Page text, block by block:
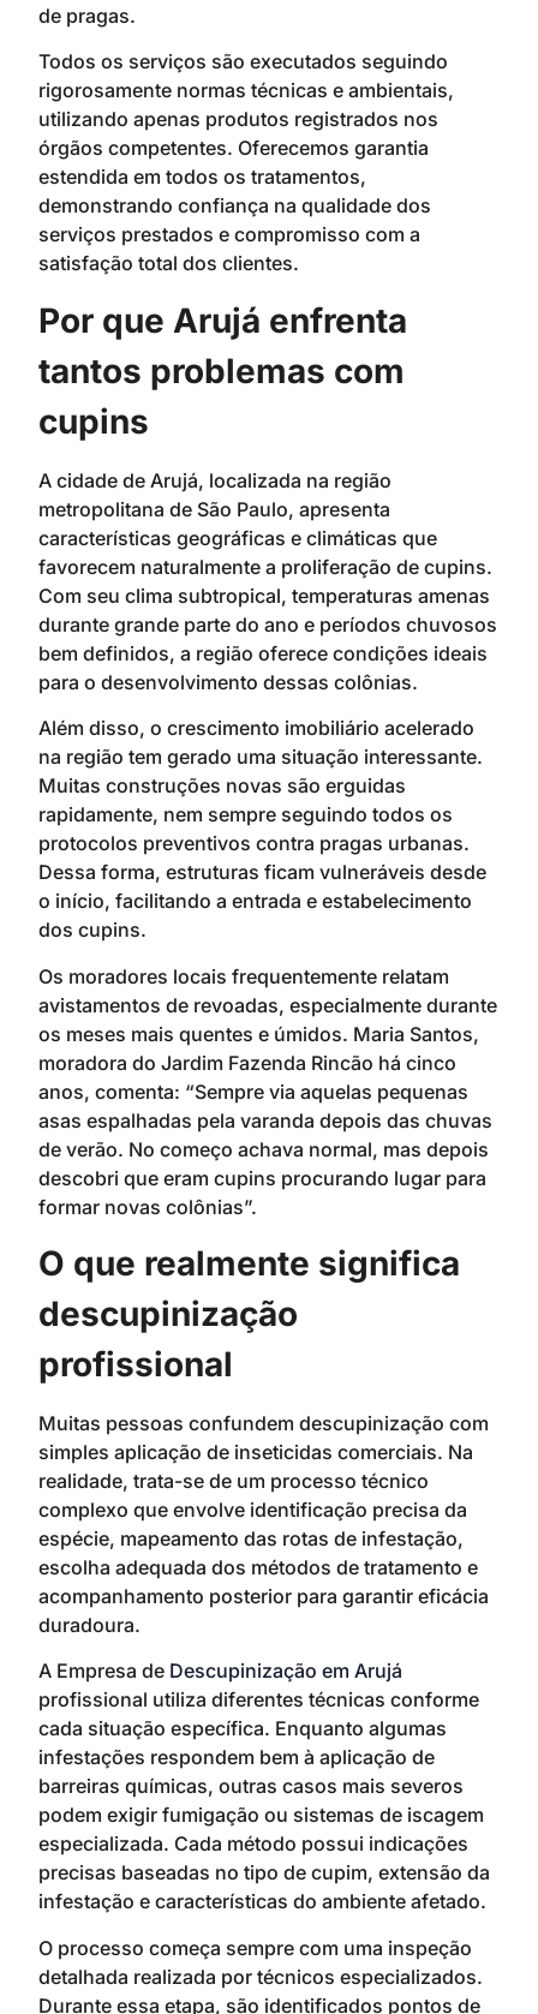
de pragas.
Todos os serviços são executados seguindo
rigorosamente normas técnicas e ambientais,
utilizando apenas produtos registrados nos
órgãos competentes. Oferecemos garantia
estendida em todos os tratamentos,
demonstrando confiança na qualidade dos
serviços prestados e compromisso com a
satisfação total dos clientes.
Por que Arujá enfrenta
tantos problemas com
cupins
A cidade de Arujá, localizada na região
metropolitana de São Paulo, apresenta
características geográficas e climáticas que
favorecem naturalmente a proliferação de cupins.
Com seu clima subtropical, temperaturas amenas
durante grande parte do ano e períodos chuvosos
bem definidos, a região oferece condições ideais
para o desenvolvimento dessas colônias.
Além disso, o crescimento imobiliário acelerado
na região tem gerado uma situação interessante.
Muitas construções novas são erguidas
rapidamente, nem sempre seguindo todos os
protocolos preventivos contra pragas urbanas.
Dessa forma, estruturas ficam vulneráveis desde
o início, facilitando a entrada e estabelecimento
dos cupins.
Os moradores locais frequentemente relatam
avistamentos de revoadas, especialmente durante
os meses mais quentes e úmidos. Maria Santos,
moradora do Jardim Fazenda Rincão há cinco
anos, comenta: “Sempre via aquelas pequenas
asas espalhadas pela varanda depois das chuvas
de verão. No começo achava normal, mas depois
descobri que eram cupins procurando lugar para
formar novas colônias”.
O que realmente significa
descupinização
profissional
Muitas pessoas confundem descupinização com
simples aplicação de inseticidas comerciais. Na
realidade, trata-se de um processo técnico
complexo que envolve identificação precisa da
espécie, mapeamento das rotas de infestação,
escolha adequada dos métodos de tratamento e
acompanhamento posterior para garantir eficácia
duradoura.
A Empresa de Descupinização em Arujá
profissional utiliza diferentes técnicas conforme
cada situação específica. Enquanto algumas
infestações respondem bem à aplicação de
barreiras químicas, outras casos mais severos
podem exigir fumigação ou sistemas de iscagem
especializada. Cada método possui indicações
precisas baseadas no tipo de cupim, extensão da
infestação e características do ambiente afetado.
O processo começa sempre com uma inspeção
detalhada realizada por técnicos especializados.
Durante essa etapa, são identificados pontos de